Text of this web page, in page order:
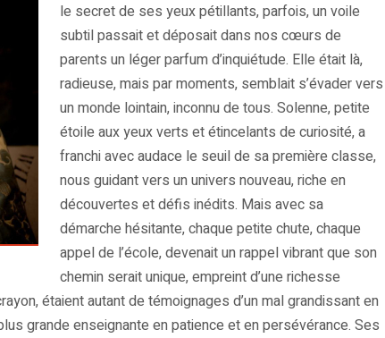
le secret de ses yeux pétillants, parfois, un voile
subtil passait et déposait dans nos cœurs de
parents un léger parfum d’inquiétude. Elle était là,
radieuse, mais par moments, semblait s’évader vers
un monde lointain, inconnu de tous. Solenne, petite
étoile aux yeux verts et étincelants de curiosité, a
franchi avec audace le seuil de sa première classe,
nous guidant vers un univers nouveau, riche en
découvertes et défis inédits. Mais avec sa
démarche hésitante, chaque petite chute, chaque
appel de l’école, devenait un rappel vibrant que son
chemin serait unique, empreint d’une richesse
étaient autant de témoignages d’un mal grandissant en
grande enseignante en patience et en persévérance. Ses